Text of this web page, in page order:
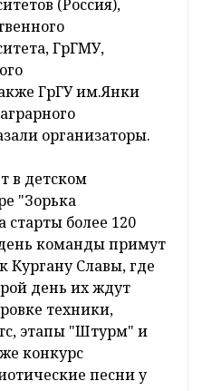
(Россия),
ГрГМУ,
ГрГУ им.Янки
организаторы.
в детском
"Зорька
более 120
команды примут
Кургану Славы, где
день их ждут
техники,
этапы "Штурм" и
конкурс
песни у